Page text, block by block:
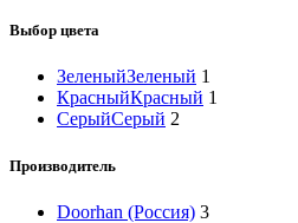
Выбор цвета
ЗеленыйЗеленый 1
КрасныйКрасный 1
СерыйСерый 2
Производитель
Doorhan (Россия) 3